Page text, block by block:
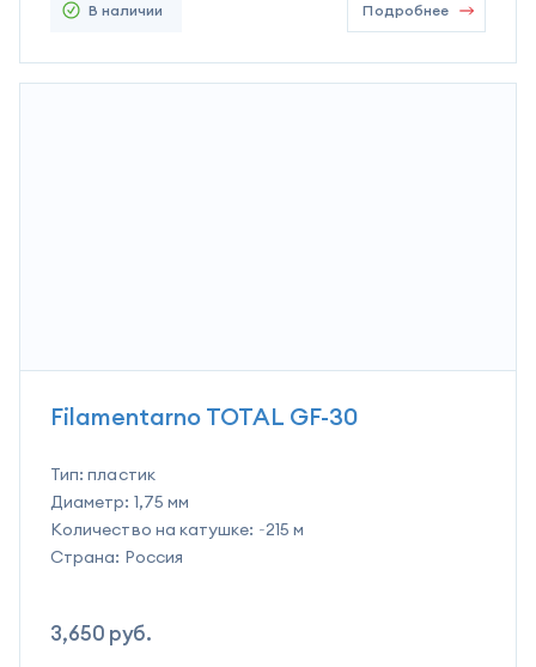
В наличии Подробнее
Filamentarno TOTAL GF-30
Тип: пластик
Диаметр: 1,75 мм
Количество на катушке: ~215 м
Страна: Россия
3,650 руб.